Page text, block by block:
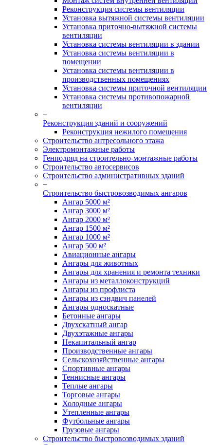
Реконструкция системы вентиляции
Установка вытяжной системы вентиляции
Установка приточно-вытяжной системы
вентиляции
Установка системы вентиляции в здании
Установка системы вентиляции в
помещении
Установка системы вентиляции в
производственных помещениях
Установка системы приточной вентиляции
Установка системы противопожарной
вентиляции
+
Реконструкция зданий и сооружений
Реконструкция нежилого помещения
Строительство антресольного этажа
Электромонтажные работы
Генподряд на строительно-монтажные работы
Строительство автосервисов
Строительство административных зданий
+
Строительство быстровозводимых ангаров
Ангар 5000 м²
Ангар 3000 м²
Ангар 2000 м²
Ангар 1500 м²
Ангар 1000 м²
Ангар 500 м²
Авиационные ангары
Ангары для животных
Ангары для хранения и ремонта техники
Ангары из металлоконструкций
Ангары из профлиста
Ангары из сэндвич панелей
Ангары односкатные
Бетонные ангары
Двухскатный ангар
Двухэтажные ангары
Некапитальный ангар
Производственные ангары
Сельскохозяйственные ангары
Спортивные ангары
Теннисные ангары
Теплые ангары
Торговые ангары
Холодные ангары
Утепленные ангары
Футбольные ангары
Грузовые ангары
Строительство быстровозводимых зданий